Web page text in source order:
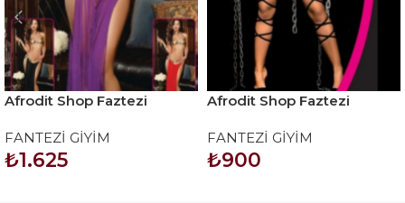
Afrodit Shop Faztezi
FANTEZİ GİYİM
₺1.625
Afrodit Shop Faztezi
FANTEZİ GİYİM
₺900